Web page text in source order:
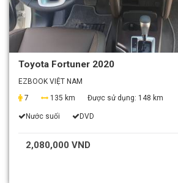
Toyota Fortuner 2020
EZBOOK VIỆT NAM
7
135 km Được sử dụng: 148 km
Nước suối DVD
2,080,000 VND